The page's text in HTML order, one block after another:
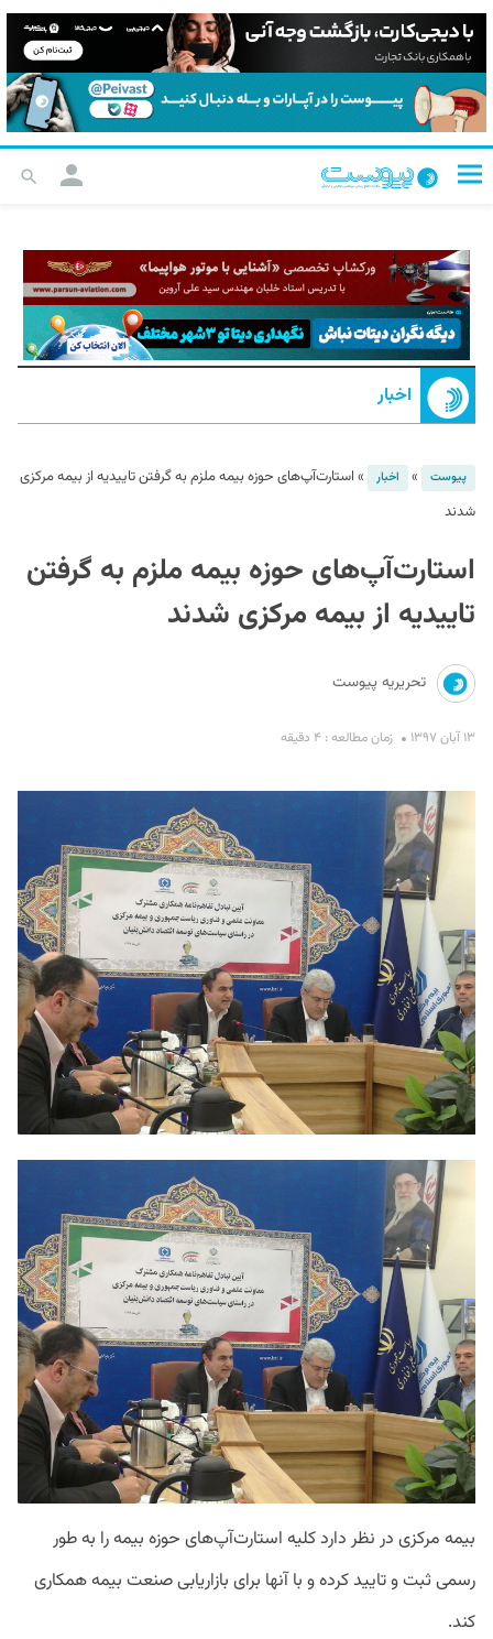
اخبار
پیوست » اخبار » استارت‌آپ‌های حوزه بیمه ملزم به گرفتن تاییدیه از بیمه مرکزی
شدند
استارت‌آپ‌های حوزه بیمه ملزم به گرفتن
تاییدیه از بیمه مرکزی شدند
تحریریه پیوست
۱۳ آبان ۱۳۹۷ زمان مطالعه : ۴ دقیقه
بیمه مرکزی در نظر دارد کلیه استارت‌آپ‌های حوزه بیمه را به طور
رسمی ثبت و تایید کرده و با آنها برای بازاریابی صنعت بیمه همکاری
کند.